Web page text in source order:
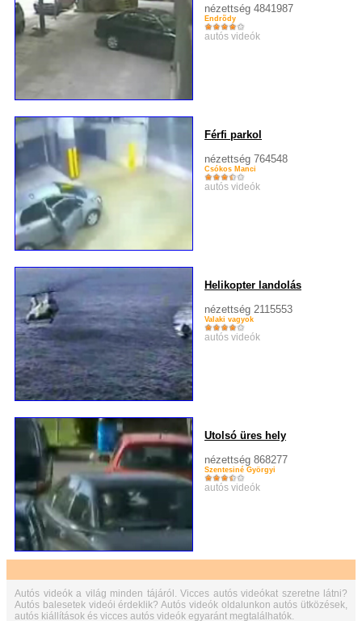
nézettség 4841987
Endrõdy
autós videók
Férfi parkol
nézettség 764548
Csókos Manci
autós videók
Helikopter landolás
nézettség 2115553
Valaki vagyok
autós videók
Utolsó üres hely
nézettség 868277
Szentesiné Györgyi
autós videók
Autós videók a világ minden tájáról. Vicces autós videókat szeretne látni?
Autós balesetek videói érdeklik? Autós videók oldalunkon autós ütközések,
autós kiállítások és vicces autós videók egyaránt megtalálhatók.